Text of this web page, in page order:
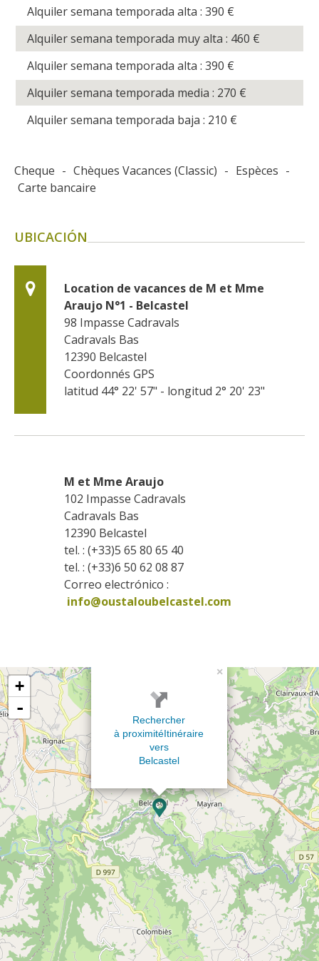
Alquiler semana temporada alta : 390 €
Alquiler semana temporada muy alta : 460 €
Alquiler semana temporada alta : 390 €
Alquiler semana temporada media : 270 €
Alquiler semana temporada baja : 210 €
Cheque - Chèques Vacances (Classic) - Espèces -
Carte bancaire
UBICACIÓN
Location de vacances de M et Mme
Araujo N°1 - Belcastel
98 Impasse Cadravals
Cadravals Bas
12390 Belcastel
Coordonnés GPS
latitud 44° 22' 57" - longitud 2° 20' 23"
M et Mme Araujo
102 Impasse Cadravals
Cadravals Bas
12390 Belcastel
tel. : (+33)5 65 80 65 40
tel. : (+33)6 50 62 08 87
Correo electrónico :
info@oustaloubelcastel.com
×
Rechercher
à proximitéItinéraire
vers
Belcastel
+
-